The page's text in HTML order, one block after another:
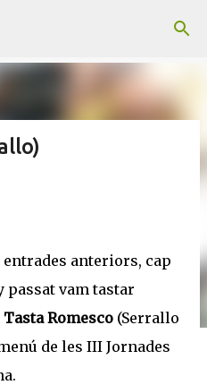
principal
entrades anteriors, cap
passat vam tastar
Romesco (Serrallo
de les III Jornades